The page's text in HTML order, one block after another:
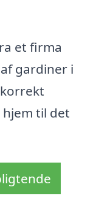
et firma
gardiner i
til det